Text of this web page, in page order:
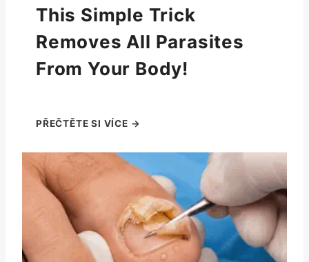
This Simple Trick
Removes All Parasites
From Your Body!